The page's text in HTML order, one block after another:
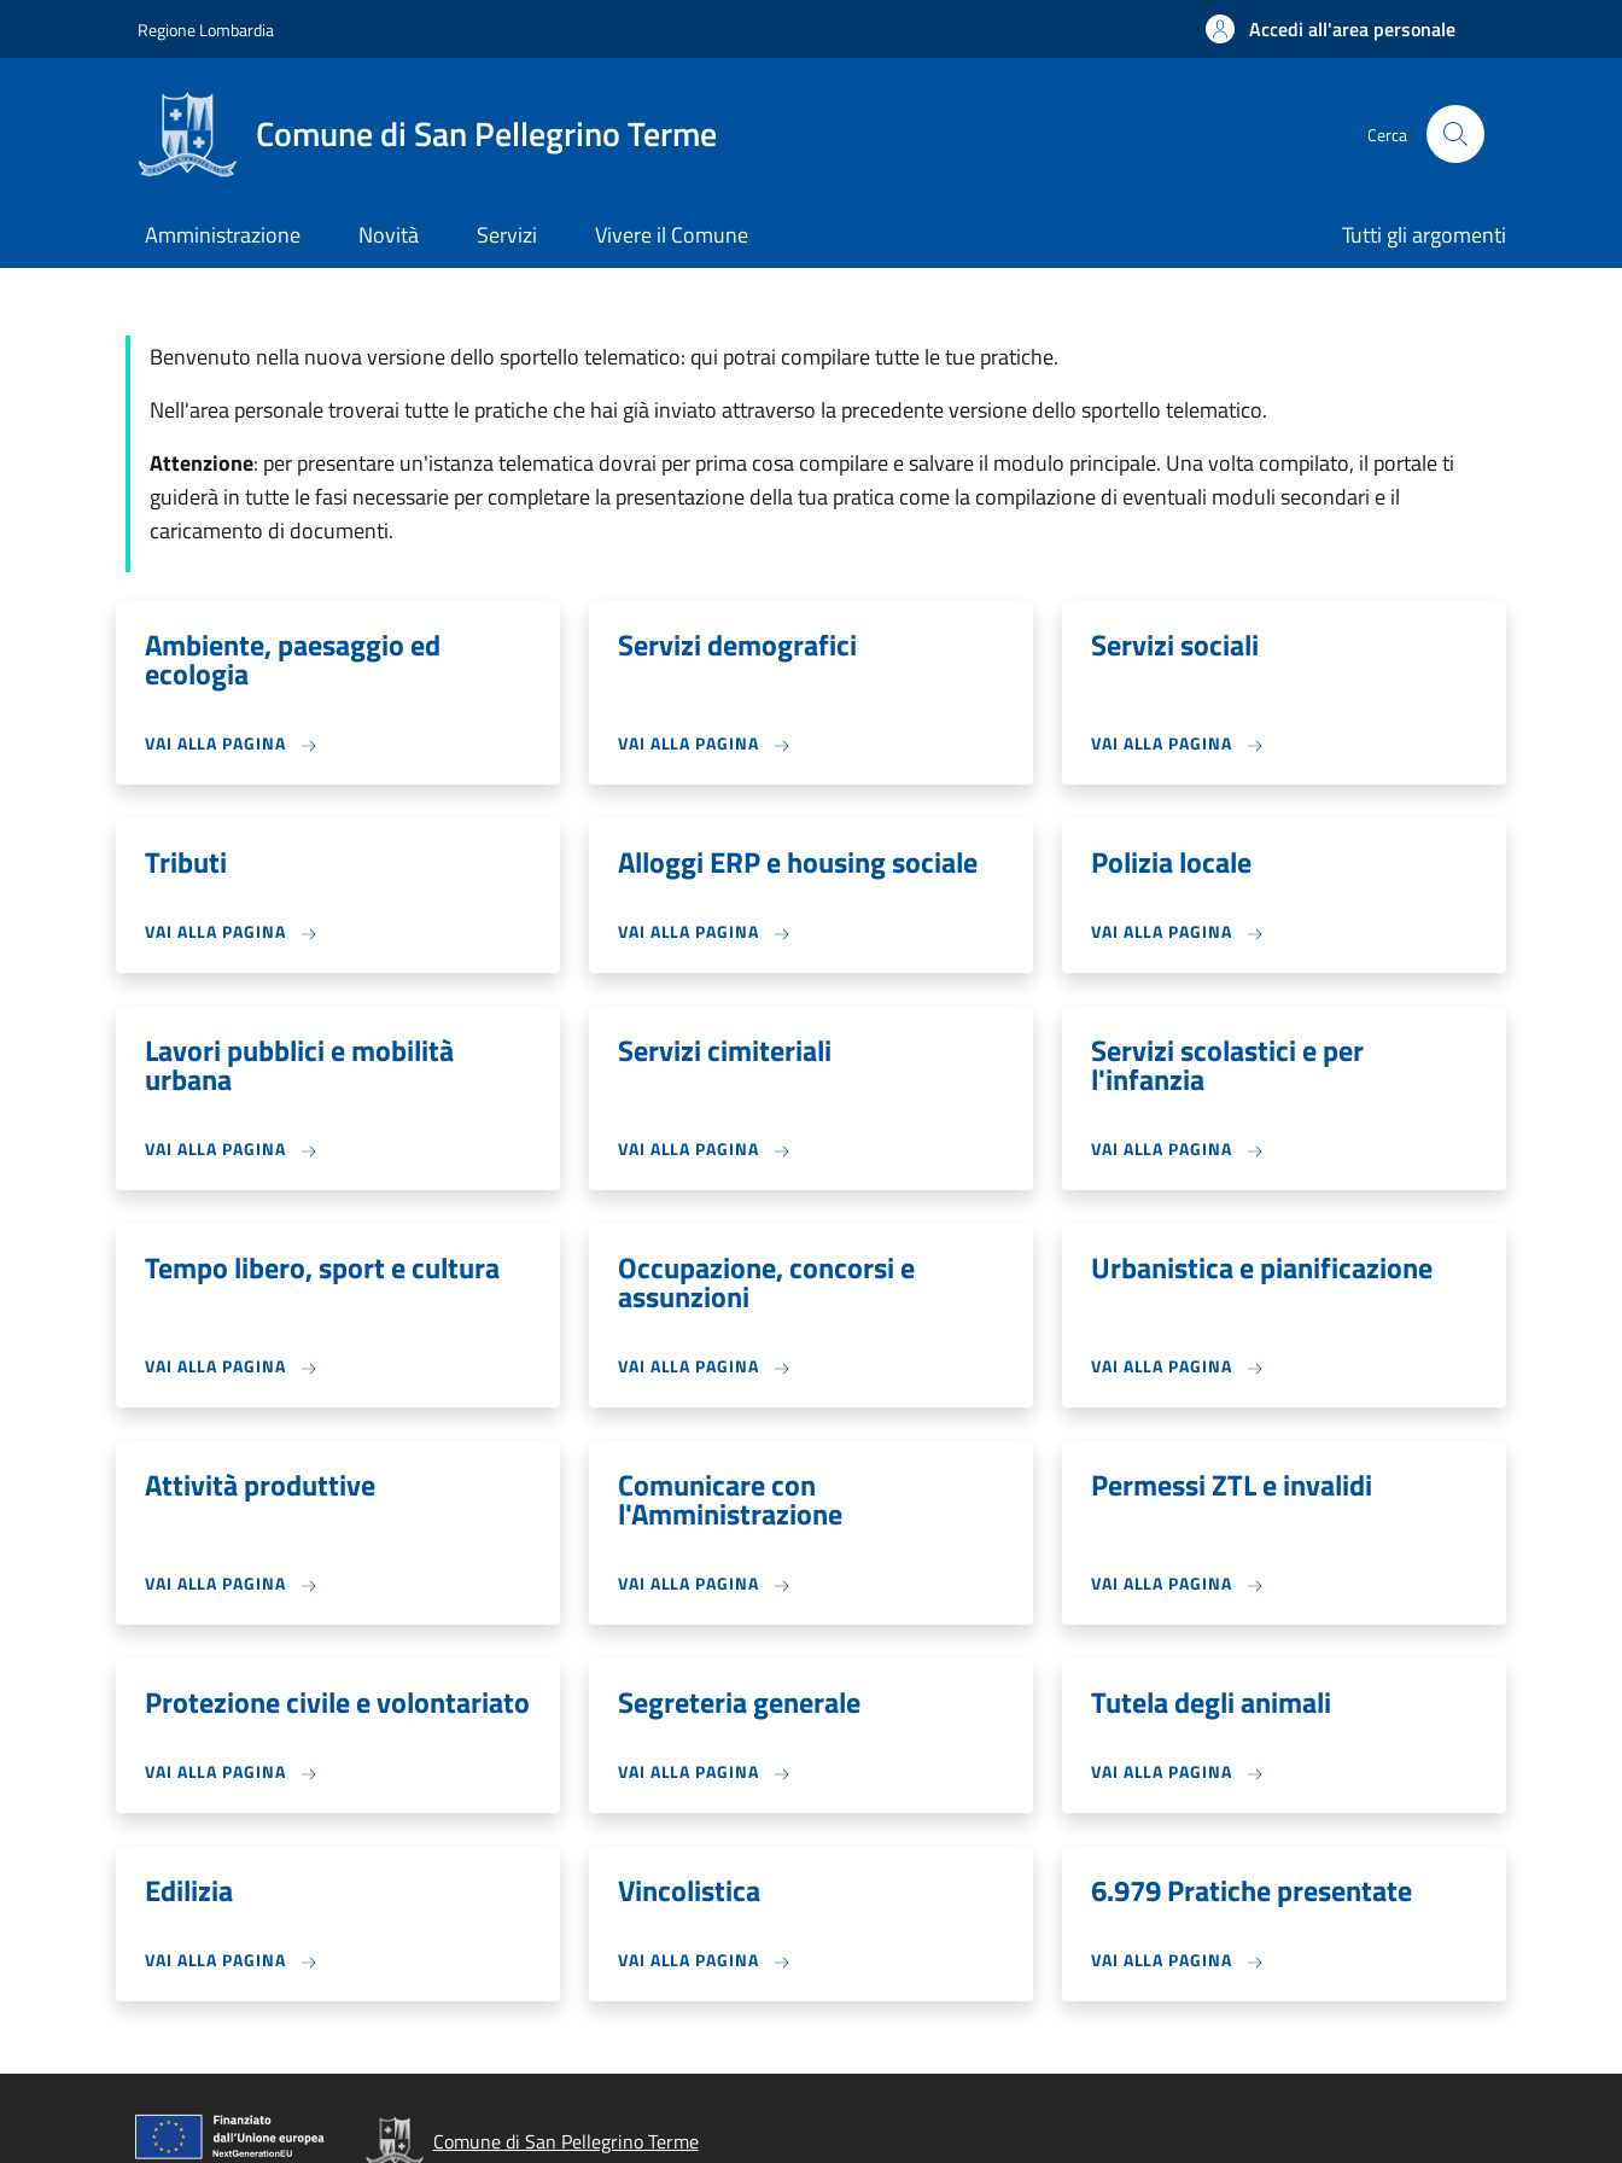
Regione Lombardia Accedi all'area personale
Comune di San Pellegrino Terme Cerca
Amministrazione Novità Servizi Vivere il Comune Tutti gli argomenti
Benvenuto nella nuova versione dello sportello telematico: qui potrai compilare tutte le tue pratiche.
Nell'area personale troverai tutte le pratiche che hai già inviato attraverso la precedente versione dello sportello telematico.
Attenzione: per presentare un'istanza telematica dovrai per prima cosa compilare e salvare il modulo principale. Una volta compilato, il portale ti
guiderà in tutte le fasi necessarie per completare la presentazione della tua pratica come la compilazione di eventuali moduli secondari e il
caricamento di documenti.
Ambiente, paesaggio ed
ecologia
VAI ALLA PAGINA
Servizi demografici
VAI ALLA PAGINA
Servizi sociali
VAI ALLA PAGINA
Tributi
VAI ALLA PAGINA
Alloggi ERP e housing sociale
VAI ALLA PAGINA
Polizia locale
VAI ALLA PAGINA
Lavori pubblici e mobilità
urbana
VAI ALLA PAGINA
Servizi cimiteriali
VAI ALLA PAGINA
Servizi scolastici e per
l'infanzia
VAI ALLA PAGINA
Tempo libero, sport e cultura
VAI ALLA PAGINA
Occupazione, concorsi e
assunzioni
VAI ALLA PAGINA
Urbanistica e pianificazione
VAI ALLA PAGINA
Attività produttive
VAI ALLA PAGINA
Comunicare con
l'Amministrazione
VAI ALLA PAGINA
Permessi ZTL e invalidi
VAI ALLA PAGINA
Protezione civile e volontariato
VAI ALLA PAGINA
Segreteria generale
VAI ALLA PAGINA
Tutela degli animali
VAI ALLA PAGINA
Edilizia
VAI ALLA PAGINA
Vincolistica
VAI ALLA PAGINA
6.979 Pratiche presentate
VAI ALLA PAGINA
Comune di San Pellegrino Terme